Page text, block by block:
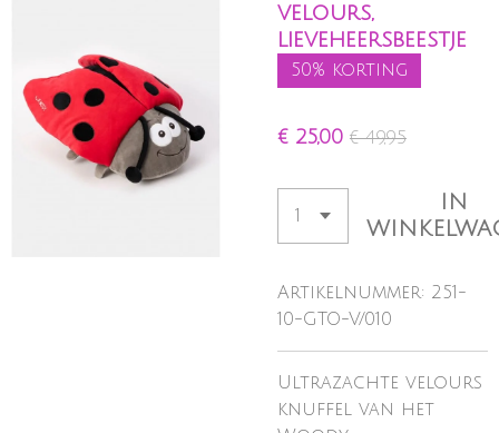
velours,
lieveheersbeestje
50% korting
€ 25,00 € 49,95
IN
Artikelnummer: 251-
10-GTO-V/010
Ultrazachte velours
knuffel van het